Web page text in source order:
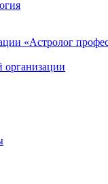
«Астролог
организации